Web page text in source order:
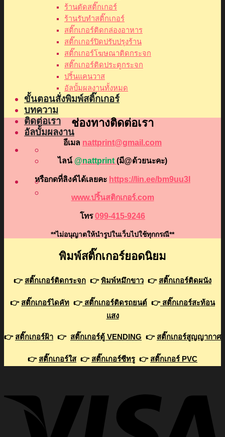
ร้านตัดสติ๊กเกอร์
ร้านรับทำสติ๊กเกอร์
สติ๊กเกอร์ติดกล่องอาหาร
สติ๊กเกอร์ปิดปรับปรุงร้าน
สติ๊กเกอร์โฆษณาติดกระจก
สติ๊กเกอร์ติดประตูกระจก
ปริ้นแคนวาส
อัลบั้มผลงานทั้งหมด
ขั้นตอนสั่งพิมพ์สติ๊กเกอร์
บทความ
ติดต่อเรา
อัลบั้มผลงาน
ช่องทางติดต่อเรา
อีเมล nattprint@gmail.com
ไลน์ @nattprint(มี@ด้วยนะคะ)
หรือกดที่ลิงค์ได้เลยคะ https://lin.ee/bm9uu3I
www.ปริ้นสติกเกอร์.com
โทร 099-415-9246
**ไม่อนุญาตให้นำรูปในเว็บไปใช้ทุกกรณี**
พิมพ์สติ๊กเกอร์ยอดนิยม
👉 สติ๊กเกอร์ติดกระจก 👉พิมพ์หมึกขาว 👉 สติ๊กเกอร์ติดผนัง
👉 สติ๊กเกอร์ไดคัท 👉สติ๊กเกอร์ติดรถยนต์ 👉สติ๊กเกอร์สะท้อน
แสง
👉 สติ๊กเกอร์ฝ้า 👉 สติ๊กเกอร์ตู้ VENDING 👉 สติ๊กเกอร์สูญญากาศ
👉 สติ๊กเกอร์ใส👉 สติ๊กเกอร์ซีทรู 👉 สติ๊กเกอร์ PVC